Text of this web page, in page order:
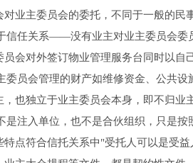
主委员会的委托，不同于一般的民
信任关系――没有业主对业主委员会委
会对外签订物业管理服务台同时以自
委员会管理的财产如维修资金、公共
，也独立于业主委员会本身，即不归
是注入单位，也不是合伙组织，只是
特点符合信托关系中"受托人可以是受